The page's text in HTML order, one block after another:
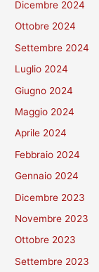
Dicembre 2024
Ottobre 2024
Settembre 2024
Luglio 2024
Giugno 2024
Maggio 2024
Aprile 2024
Febbraio 2024
Gennaio 2024
Dicembre 2023
Novembre 2023
Ottobre 2023
Settembre 2023